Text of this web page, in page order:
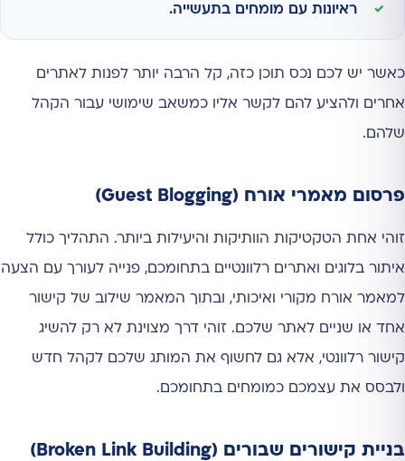
ראיונות עם מומחים בתעשייה.
כאשר יש לכם נכס תוכן כזה, קל הרבה יותר לפנות לאתרים
אחרים ולהציע להם לקשר אליו כמשאב שימושי עבור הקהל
שלהם.
פרסום מאמרי אורח (Guest Blogging)
זוהי אחת הטקטיקות הוותיקות והיעילות ביותר. התהליך כולל
איתור בלוגים ואתרים רלוונטיים בתחומכם, פנייה לעורך עם הצעה
למאמר אורח מקורי ואיכותי, ובתוך המאמר שילוב של קישור
אחד או שניים לאתר שלכם. זוהי דרך מצוינת לא רק להשיג
קישור רלוונטי, אלא גם לחשוף את המותג שלכם לקהל חדש
ולבסס את עצמכם כמומחים בתחומכם.
בניית קישורים שבורים (Broken Link Building)